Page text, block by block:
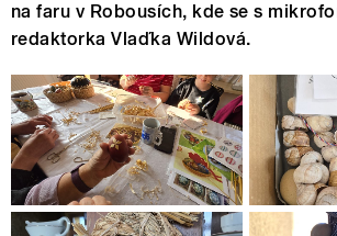
na faru v Robousích, kde se s
redaktorka Vlaďka Wildová.